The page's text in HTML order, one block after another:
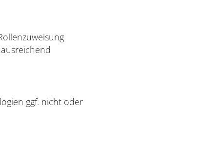
ggf. nicht oder